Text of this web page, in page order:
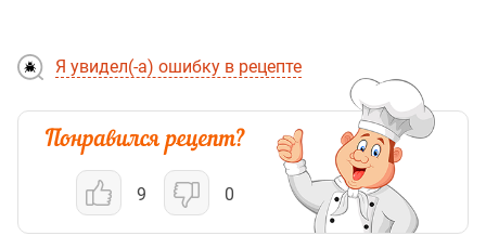
Я увидел(-а) ошибку в рецепте
9 0